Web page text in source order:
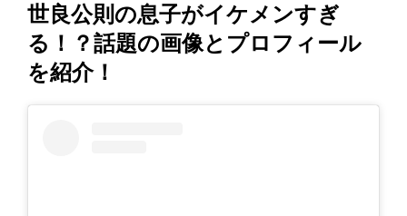
世良公則の息子がイケメンすぎ
る！？話題の画像とプロフィール
を紹介！